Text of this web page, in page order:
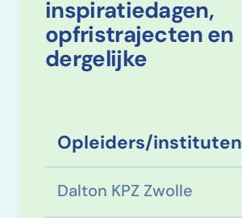
inspiratiedagen,
opfristrajecten en
dergelijke
Opleiders/instituten
Dalton KPZ Zwolle